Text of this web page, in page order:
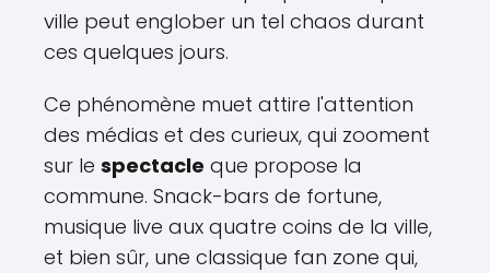
ville peut englober un tel chaos durant
ces quelques jours.
Ce phénomène muet attire l'attention
des médias et des curieux, qui zooment
sur le spectacle que propose la
commune. Snack-bars de fortune,
musique live aux quatre coins de la ville,
et bien sûr, une classique fan zone qui,